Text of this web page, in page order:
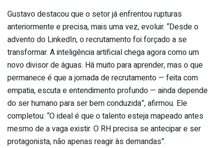
Gustavo destacou que o setor já enfrentou rupturas
anteriormente e precisa, mais uma vez, evoluir. “Desde o
advento do LinkedIn, o recrutamento foi forçado a se
transformar. A inteligência artificial chega agora como um
novo divisor de águas. Há muito para aprender, mas o que
permanece é que a jornada de recrutamento — feita com
empatia, escuta e entendimento profundo — ainda depende
do ser humano para ser bem conduzida”, afirmou. Ele
completou: “O ideal é que o talento esteja mapeado antes
mesmo de a vaga existir. O RH precisa se antecipar e ser
protagonista, não apenas reagir às demandas”.